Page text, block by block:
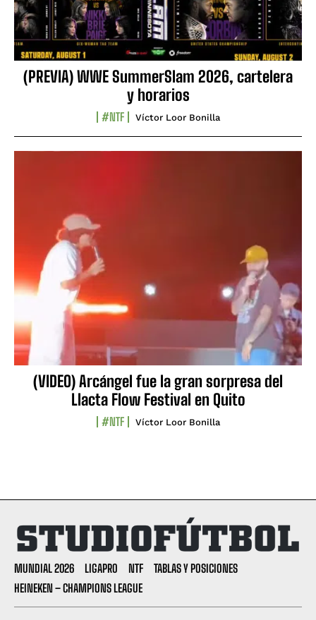
(PREVIA) WWE SummerSlam 2026, cartelera
y horarios
#NTF Víctor Loor Bonilla
(VIDEO) Arcángel fue la gran sorpresa del
Llacta Flow Festival en Quito
#NTF Víctor Loor Bonilla
MUNDIAL 2026 LIGAPRO NTF
TABLAS Y POSICIONES
HEINEKEN – CHAMPIONS LEAGUE